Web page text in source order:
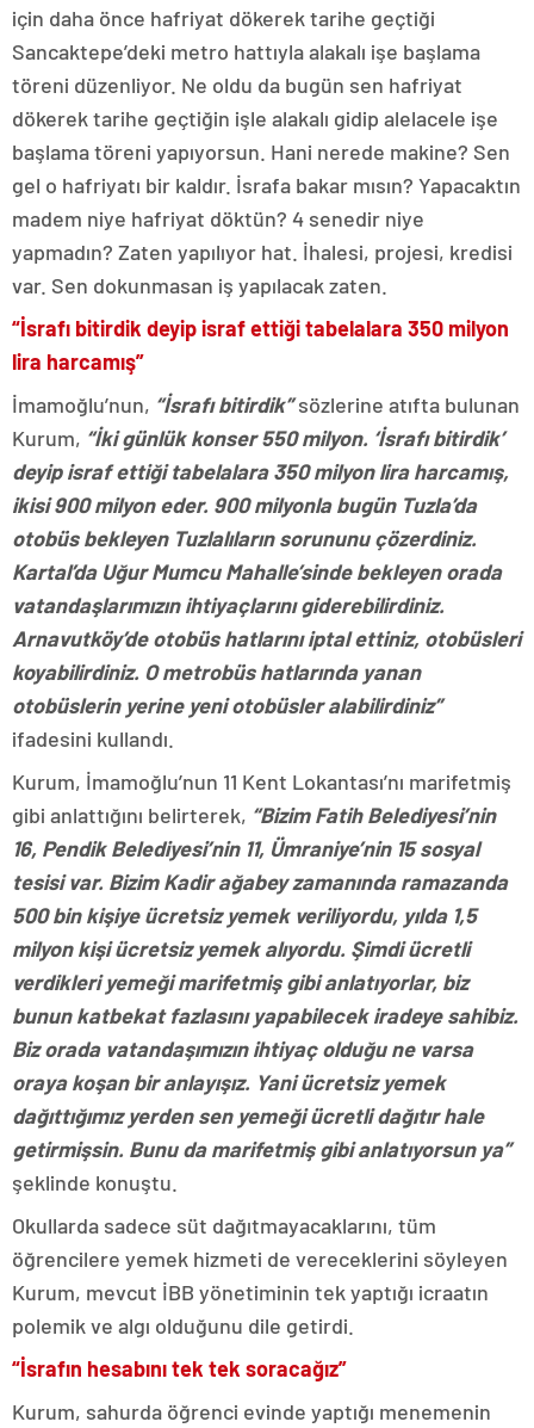
için daha önce hafriyat dökerek tarihe geçtiği
Sancaktepe’deki metro hattıyla alakalı işe başlama
töreni düzenliyor. Ne oldu da bugün sen hafriyat
dökerek tarihe geçtiğin işle alakalı gidip alelacele işe
başlama töreni yapıyorsun. Hani nerede makine? Sen
gel o hafriyatı bir kaldır. İsrafa bakar mısın? Yapacaktın
madem niye hafriyat döktün? 4 senedir niye
yapmadın? Zaten yapılıyor hat. İhalesi, projesi, kredisi
var. Sen dokunmasan iş yapılacak zaten.
“İsrafı bitirdik deyip israf ettiği tabelalara 350 milyon
lira harcamış”
İmamoğlu’nun, “İsrafı bitirdik”sözlerine atıfta bulunan
Kurum, “İki günlük konser 550 milyon. ‘İsrafı bitirdik’
deyip israf ettiği tabelalara 350 milyon lira harcamış,
ikisi 900 milyon eder. 900 milyonla bugün Tuzla’da
otobüs bekleyen Tuzlalıların sorununu çözerdiniz.
Kartal’da Uğur Mumcu Mahalle’sinde bekleyen orada
vatandaşlarımızın ihtiyaçlarını giderebilirdiniz.
Arnavutköy’de otobüs hatlarını iptal ettiniz, otobüsleri
koyabilirdiniz. O metrobüs hatlarında yanan
otobüslerin yerine yeni otobüsler alabilirdiniz”
ifadesini kullandı.
Kurum, İmamoğlu’nun 11 Kent Lokantası’nı marifetmiş
gibi anlattığını belirterek, “Bizim Fatih Belediyesi’nin
16, Pendik Belediyesi’nin 11, Ümraniye’nin 15 sosyal
tesisi var. Bizim Kadir ağabey zamanında ramazanda
500 bin kişiye ücretsiz yemek veriliyordu, yılda 1,5
milyon kişi ücretsiz yemek alıyordu. Şimdi ücretli
verdikleri yemeği marifetmiş gibi anlatıyorlar, biz
bunun katbekat fazlasını yapabilecek iradeye sahibiz.
Biz orada vatandaşımızın ihtiyaç olduğu ne varsa
oraya koşan bir anlayışız. Yani ücretsiz yemek
dağıttığımız yerden sen yemeği ücretli dağıtır hale
getirmişsin. Bunu da marifetmiş gibi anlatıyorsun ya”
şeklinde konuştu.
Okullarda sadece süt dağıtmayacaklarını, tüm
öğrencilere yemek hizmeti de vereceklerini söyleyen
Kurum, mevcut İBB yönetiminin tek yaptığı icraatın
polemik ve algı olduğunu dile getirdi.
“İsrafın hesabını tek tek soracağız”
Kurum, sahurda öğrenci evinde yaptığı menemenin